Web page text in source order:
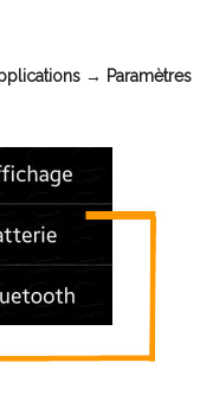
→ Paramètres